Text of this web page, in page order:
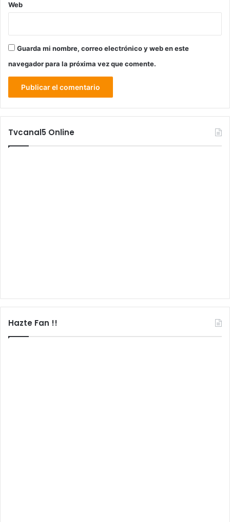
Web
Guarda mi nombre, correo electrónico y web en este
navegador para la próxima vez que comente.
Tvcanal5 Online
Hazte Fan !!